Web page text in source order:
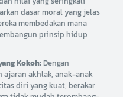
dasar moral yang jelas
membedakan mana
prinsip hidup
Kokoh:Dengan
ajaran akhlak, anak-anak
diri yang kuat, berakar